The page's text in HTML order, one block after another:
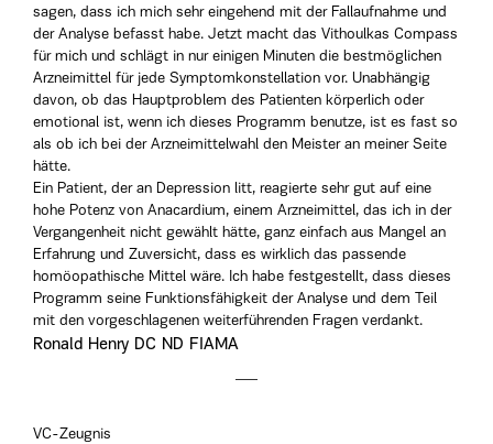
sagen, dass ich mich sehr eingehend mit der Fallaufnahme und
der Analyse befasst habe. Jetzt macht das Vithoulkas Compass
für mich und schlägt in nur einigen Minuten die bestmöglichen
Arzneimittel für jede Symptomkonstellation vor. Unabhängig
davon, ob das Hauptproblem des Patienten körperlich oder
emotional ist, wenn ich dieses Programm benutze, ist es fast so
als ob ich bei der Arzneimittelwahl den Meister an meiner Seite
hätte.
Ein Patient, der an Depression litt, reagierte sehr gut auf eine
hohe Potenz von Anacardium, einem Arzneimittel, das ich in der
Vergangenheit nicht gewählt hätte, ganz einfach aus Mangel an
Erfahrung und Zuversicht, dass es wirklich das passende
homöopathische Mittel wäre. Ich habe festgestellt, dass dieses
Programm seine Funktionsfähigkeit der Analyse und dem Teil
mit den vorgeschlagenen weiterführenden Fragen verdankt.
Ronald Henry DC ND FIAMA
VC-Zeugnis